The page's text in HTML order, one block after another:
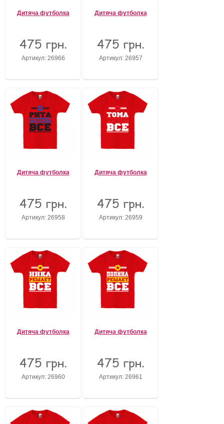
Дитяча футболка
475 грн.
Артикул: 26966
Дитяча футболка
475 грн.
Артикул: 26957
Дитяча футболка
475 грн.
Артикул: 26958
Дитяча футболка
475 грн.
Артикул: 26959
Дитяча футболка
475 грн.
Артикул: 26960
Дитяча футболка
475 грн.
Артикул: 26961